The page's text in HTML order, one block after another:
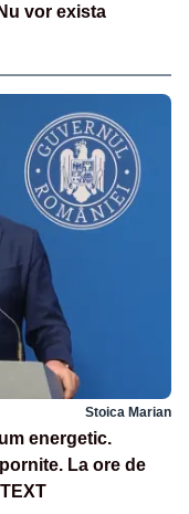
vor exista
Stoica Marian
energetic.
La ore de